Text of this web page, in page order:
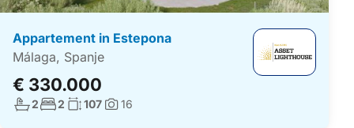
Appartement in Estepona
Málaga, Spanje
€ 330.000
Aantal badkamers:
2Aantal slaapkamers:
2 Woonoppervlakte:
107 Foto's:
16